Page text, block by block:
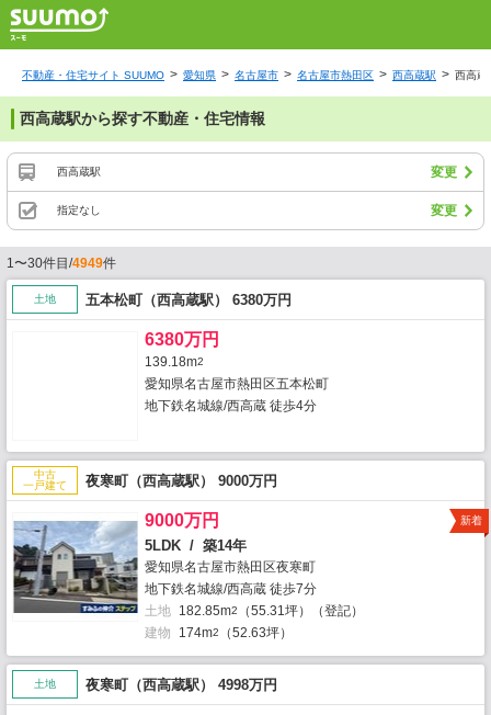
不動産・住宅サイト SUUMO 愛知県 名古屋市 名古屋市熱田区 西高蔵駅 西高蔵
西高蔵駅から探す不動産・住宅情報
西高蔵駅 変更
指定なし 変更
1〜30件目/4949件
土地 五本松町（西高蔵駅） 6380万円
6380万円
139.18m2
愛知県名古屋市熱田区五本松町
地下鉄名城線/西高蔵 徒歩4分
中古
一戸建て
夜寒町（西高蔵駅） 9000万円
9000万円
5LDK / 築14年
愛知県名古屋市熱田区夜寒町
地下鉄名城線/西高蔵 徒歩7分
土地 182.85m2
（55.31坪）（登記）
建物
174m2 （52.63坪）
新着
土地 夜寒町（西高蔵駅） 4998万円